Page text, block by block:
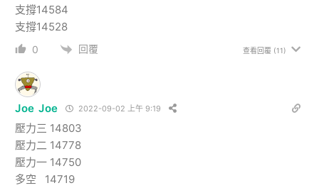
支撐14584
支撐14528
0 回覆 查看回覆 (11)
Joe Joe 2022-09-02 上午 9:19
壓力三 14803
壓力二 14778
壓力一 14750
多空 14719